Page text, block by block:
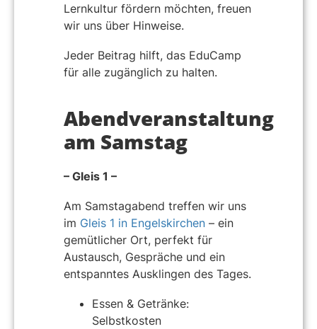
Lernkultur fördern möchten, freuen
wir uns über Hinweise.
Jeder Beitrag hilft, das EduCamp
für alle zugänglich zu halten.
Abendveranstaltung
am Samstag
– Gleis 1 –
Am Samstagabend treffen wir uns
im Gleis 1 in Engelskirchen – ein
gemütlicher Ort, perfekt für
Austausch, Gespräche und ein
entspanntes Ausklingen des Tages.
Essen & Getränke:
Selbstkosten